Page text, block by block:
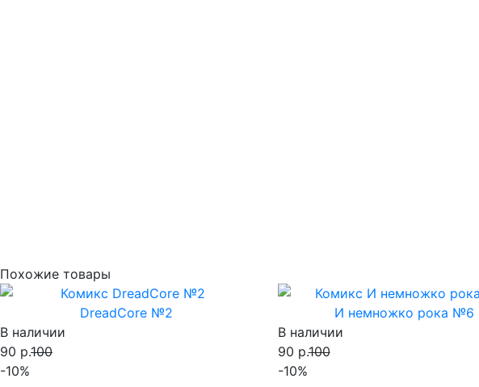
Похожие товары
DreadCore №2
В наличии
90 р.100
-10%
И немножко рока №6
В наличии
90 р.100
-10%